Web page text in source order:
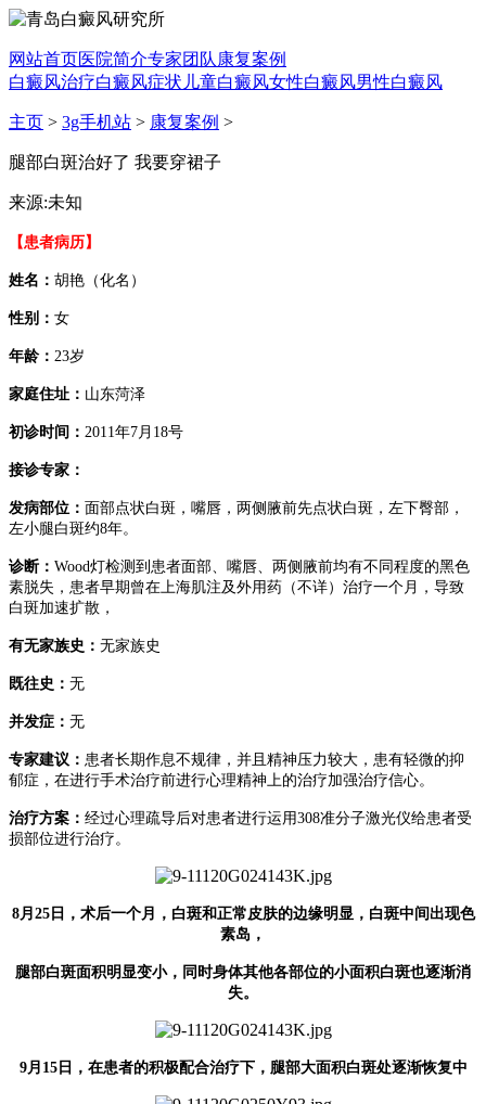
网站首页医院简介专家团队 康复案例
白癜风治疗白癜风症状 儿童白癜风女性白癜风男性白癜风
主页 > 3g手机站 > 康复案例 >
腿部白斑治好了 我要穿裙子
来源:未知
【患者病历】
姓名： 胡艳（化名）
性别： 女
年龄： 23岁
家庭住址： 山东菏泽
初诊时间： 2011年7月18号
接诊专家：
发病部位： 面部点状白斑，嘴唇，两侧腋前先点状白斑，左下臀部，
左小腿白斑约8年。
诊断： Wood灯检测到患者面部、嘴唇、两侧腋前均有不同程度的黑色
素脱失，患者早期曾在上海肌注及外用药（不详）治疗一个月，导致
白斑加速扩散，
有无家族史： 无家族史
既往史： 无
并发症： 无
专家建议： 患者长期作息不规律，并且精神压力较大，患有轻微的抑
郁症，在进行手术治疗前进行心理精神上的治疗加强治疗信心。
治疗方案： 经过心理疏导后对患者进行运用308准分子激光仪给患者受
损部位进行治疗。
8月25日，术后一个月，白斑和正常皮肤的边缘明显，白斑中间出现色
素岛，
腿部白斑面积明显变小，同时身体其他各部位的小面积白斑也逐渐消
失。
9月15日，在患者的积极配合治疗下，腿部大面积白斑处逐渐恢复中